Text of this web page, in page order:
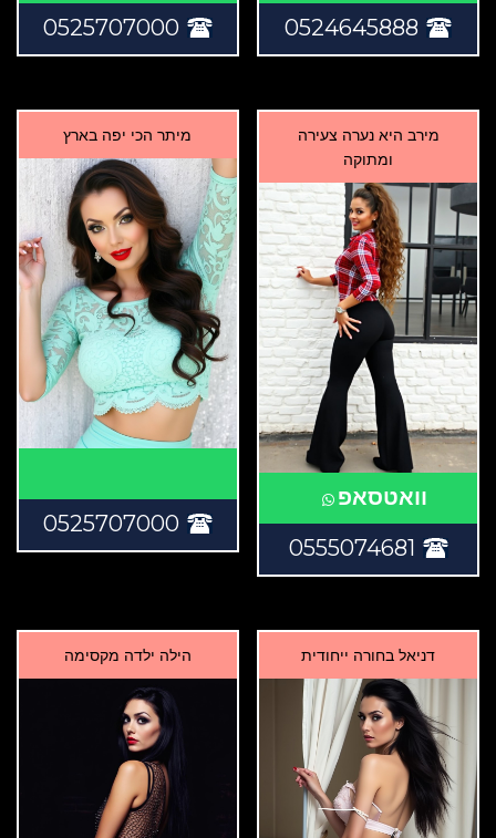
0524645888
0525707000
מירב היא נערה צעירה
ומתוקה
וואטסאפ
0555074681
מיתר הכי יפה בארץ
0525707000
דניאל בחורה ייחודית הילה ילדה מקסימה